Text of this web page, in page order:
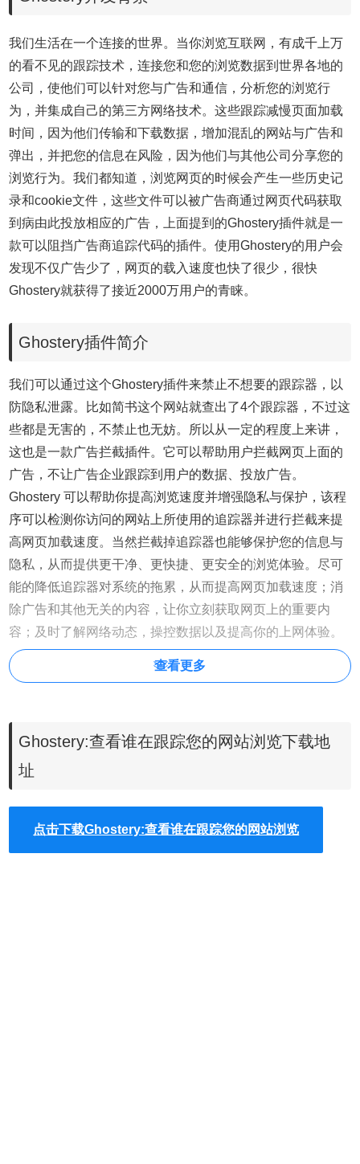
我们生活在一个连接的世界。当你浏览互联网，有成千上万
的看不见的跟踪技术，连接您和您的浏览数据到世界各地的
公司，使他们可以针对您与广告和通信，分析您的浏览行
为，并集成自己的第三方网络技术。这些跟踪减慢页面加载
时间，因为他们传输和下载数据，增加混乱的网站与广告和
弹出，并把您的信息在风险，因为他们与其他公司分享您的
浏览行为。我们都知道，浏览网页的时候会产生一些历史记
录和cookie文件，这些文件可以被广告商通过网页代码获取
到病由此投放相应的广告，上面提到的Ghostery插件就是一
款可以阻挡广告商追踪代码的插件。使用Ghostery的用户会
发现不仅广告少了，网页的载入速度也快了很少，很快
Ghostery就获得了接近2000万用户的青睐。
Ghostery插件简介
我们可以通过这个Ghostery插件来禁止不想要的跟踪器，以
防隐私泄露。比如简书这个网站就查出了4个跟踪器，不过这
些都是无害的，不禁止也无妨。所以从一定的程度上来讲，
这也是一款广告拦截插件。它可以帮助用户拦截网页上面的
广告，不让广告企业跟踪到用户的数据、投放广告。
Ghostery 可以帮助你提高浏览速度并增强隐私与保护，该程
序可以检测你访问的网站上所使用的追踪器并进行拦截来提
高网页加载速度。 当然拦截掉追踪器也能够保护您的信息与
隐私，从而提供更干净、更快捷、更安全的浏览体验。 尽可
能的降低追踪器对系统的拖累，从而提高网页加载速度；消
除广告和其他无关的内容，让你立刻获取网页上的重要内
容； 及时了解网络动态，操控数据以及提高你的上网体验。
Ghostery插件的主要功能有：
供商、网络出版商等所有对您的活动感兴趣的公司置于网页
上的跟踪器、网络信标、像素及信标。
2.了解：在向您展示如何在后台操作后，Ghostery 还会给您
机会逐一了解关于所发现公司的更多内容，包括其隐私政策
和选择性退出选项。
3.控制：Ghostery 允许您阻止来自您不信任的公司的脚本、
查看更多
Ghostery:查看谁在跟踪您的网站浏览下载地
址
点击下载Ghostery:查看谁在跟踪您的网站浏览